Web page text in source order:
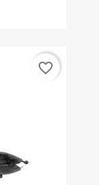
favorite_border